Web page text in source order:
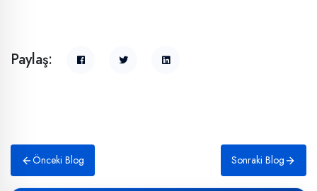
Paylaş:
Önceki Blog Sonraki Blog